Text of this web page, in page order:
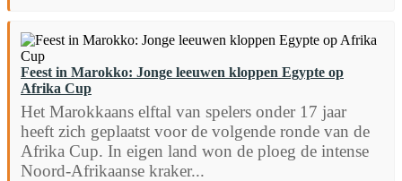
Feest in Marokko: Jonge leeuwen kloppen Egypte op
Afrika Cup
Het Marokkaans elftal van spelers onder 17 jaar
heeft zich geplaatst voor de volgende ronde van de
Afrika Cup. In eigen land won de ploeg de intense
Noord-Afrikaanse kraker...